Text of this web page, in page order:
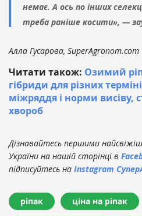
немає. А ось по інших
треба раніше косити», —
Алла Гусарова, SuperAgronom.com
Читати також: Озимий
гібриди для різних
міжряддя і норми висіву,
хвороб
Дізнавайтесь першими
України на нашій сторінці в
підписуйтесь на Instagram
ріпак ціна на ріпак